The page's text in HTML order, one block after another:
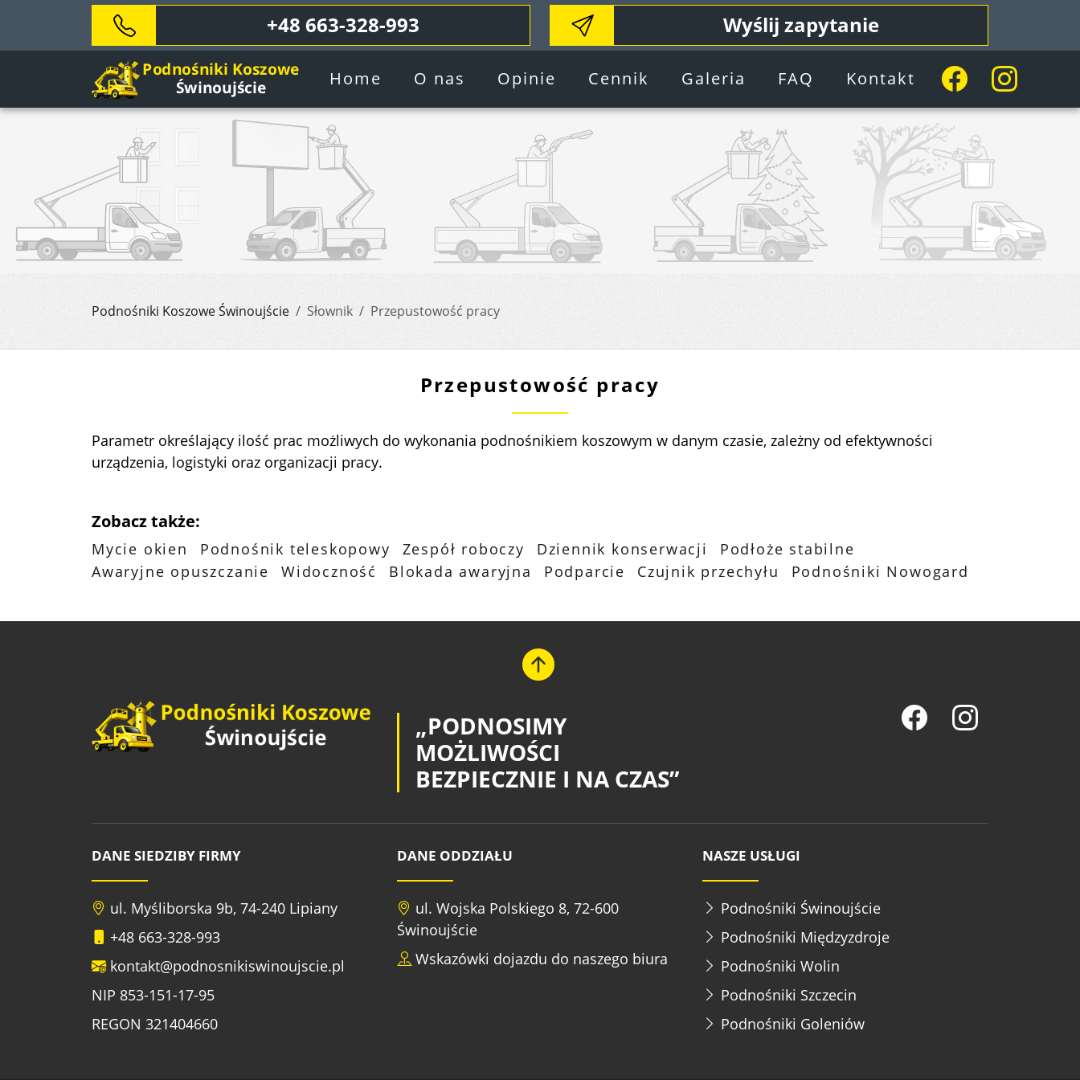
+48 663-328-993 Wyślij zapytanie
Home O nas Opinie Cennik Galeria FAQ Kontakt
Podnośniki Koszowe Świnoujście Słownik Przepustowość pracy
Przepustowość pracy
Parametr określający ilość prac możliwych do wykonania podnośnikiem koszowym w danym czasie, zależny od efektywności
urządzenia, logistyki oraz organizacji pracy.
Zobacz także:
Mycie okien Podnośnik teleskopowy Zespół roboczy Dziennik konserwacji
Podłoże stabilne
Awaryjne opuszczanie
Widoczność Blokada awaryjna Podparcie Czujnik przechyłu Podnośniki Nowogard
„PODNOSIMY
MOŻLIWOŚCI
BEZPIECZNIE I NA CZAS”
DANE SIEDZIBY FIRMY
ul. Myśliborska 9b, 74-240 Lipiany
+48 663-328-993
kontakt@podnosnikiswinoujscie.pl
NIP 853-151-17-95
REGON 321404660
DANE ODDZIAŁU
ul. Wojska Polskiego 8, 72-600
Świnoujście
Wskazówki dojazdu do naszego biura
NASZE USŁUGI
Podnośniki Świnoujście
Podnośniki Międzyzdroje
Podnośniki Wolin
Podnośniki Szczecin
Podnośniki Goleniów